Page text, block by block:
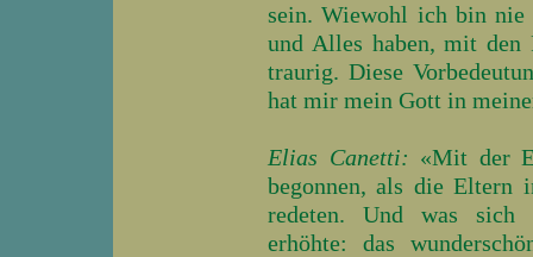
sein. Wiewohl ich bin nie
und Alles haben, mit den
traurig. Diese
hat mir mein Gott in
Elias Canetti: «Mit der
begonnen, als die Eltern
redeten. Und was sich
erhöhte: das